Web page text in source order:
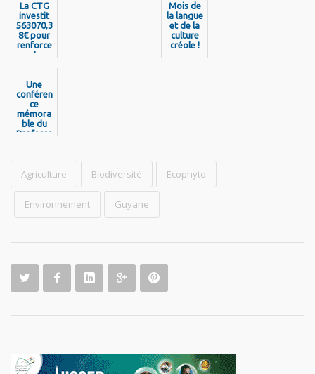
La CTG
investit
563070,3
8€ pour
renforce
r la
Guyanais
!
Mois de
la langue
et de la
culture
créole !
Une
conféren
ce
mémora
ble du
Professe
Jabini à
la MCMG
pour
raviver
la
Saamak
Agriculture Biodiversité Ecophyto
Environnement Guyane